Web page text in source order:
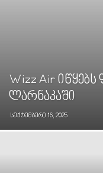
Wizz Air
ლარნაკაში
სექტემბერი 16, 2025